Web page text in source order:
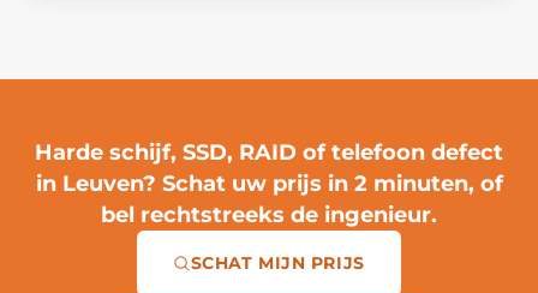
Harde schijf, SSD, RAID of telefoon defect
in Leuven? Schat uw prijs in 2 minuten, of
bel rechtstreeks de ingenieur.
SCHAT MIJN PRIJS